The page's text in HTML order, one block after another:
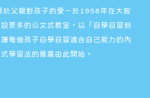
於父親對孩子的愛－於1958年在大阪
更多的公文式教室，以「自學自習到
每個孩子自學自習適合自己能力的內
學習法的推廣由此開始。